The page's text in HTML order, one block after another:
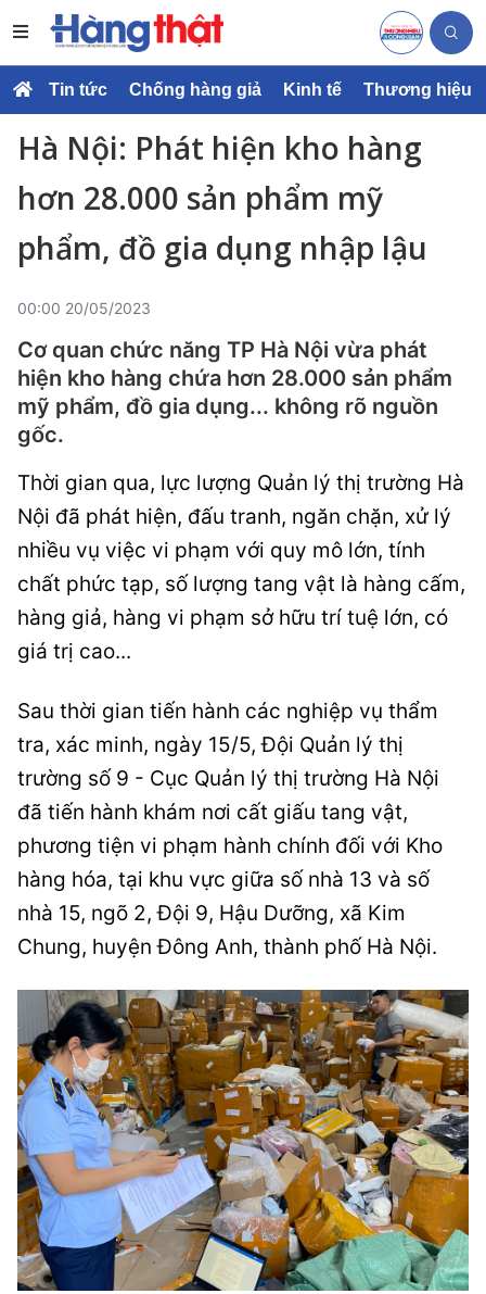
Tin tức Chống hàng giả Kinh tế Thương hiệu
Hà Nội: Phát hiện kho hàng
hơn 28.000 sản phẩm mỹ
phẩm, đồ gia dụng nhập lậu
00:00 20/05/2023
Cơ quan chức năng TP Hà Nội vừa phát
hiện kho hàng chứa hơn 28.000 sản phẩm
mỹ phẩm, đồ gia dụng... không rõ nguồn
gốc.
Thời gian qua, lực lượng Quản lý thị trường Hà
Nội đã phát hiện, đấu tranh, ngăn chặn, xử lý
nhiều vụ việc vi phạm với quy mô lớn, tính
chất phức tạp, số lượng tang vật là hàng cấm,
hàng giả, hàng vi phạm sở hữu trí tuệ lớn, có
giá trị cao...
Sau thời gian tiến hành các nghiệp vụ thẩm
tra, xác minh, ngày 15/5, Đội Quản lý thị
trường số 9 - Cục Quản lý thị trường Hà Nội
đã tiến hành khám nơi cất giấu tang vật,
phương tiện vi phạm hành chính đối với Kho
hàng hóa, tại khu vực giữa số nhà 13 và số
nhà 15, ngõ 2, Đội 9, Hậu Dưỡng, xã Kim
Chung, huyện Đông Anh, thành phố Hà Nội.